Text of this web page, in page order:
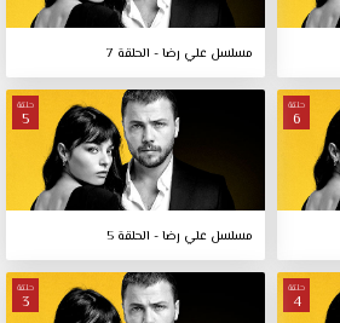
مسلسل علي رضا - الحلقة 7
حلقة
6
حلقة
5
مسلسل علي رضا - الحلقة 5
حلقة
4
حلقة
3